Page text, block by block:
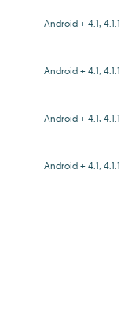
Android + 4.1, 4.1.1
Android + 4.1, 4.1.1
Android + 4.1, 4.1.1
Android + 4.1, 4.1.1